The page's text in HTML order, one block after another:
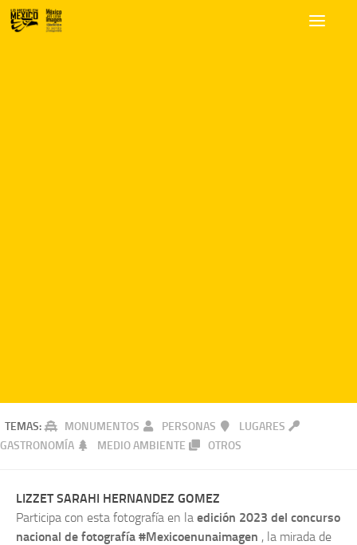
TEMAS: MONUMENTOS PERSONAS
LUGARES
GASTRONOMÍA
MEDIO AMBIENTE OTROS
LIZZET SARAHI HERNANDEZ GOMEZ
Participa con esta fotografía en la edición 2023 del concurso
nacional de fotografía #Mexicoenunaimagen , la mirada de